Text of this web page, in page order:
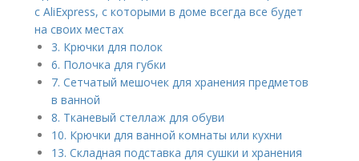
с AliExpress, с которыми в доме всегда все будет
на своих местах
3. Крючки для полок
6. Полочка для губки
7. Сетчатый мешочек для хранения предметов
в ванной
8. Тканевый стеллаж для обуви
10. Крючки для ванной комнаты или кухни
13. Складная подставка для сушки и хранения